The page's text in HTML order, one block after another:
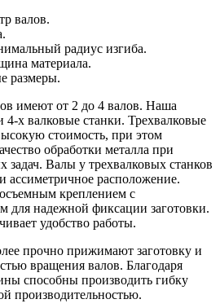
валов.
радиус изгиба.
материала.
размеры.
имеют от 2 до 4 валов. Наша
4-х валковые станки. Трехвалковые
стоимость, при этом
обработки металла при
задач. Валы у трехвалковых станков
расположение.
креплением с
для надежной фиксации заготовки.
удобство работы.
прочно прижимают заготовку и
вращения валов. Благодаря
способны производить гибку
производительностью.